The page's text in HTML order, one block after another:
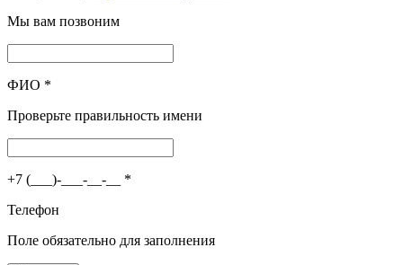
Мы вам позвоним
ФИО *
Проверьте правильность имени
+7 (___)-___-__-__ *
Телефон
Поле обязательно для заполнения